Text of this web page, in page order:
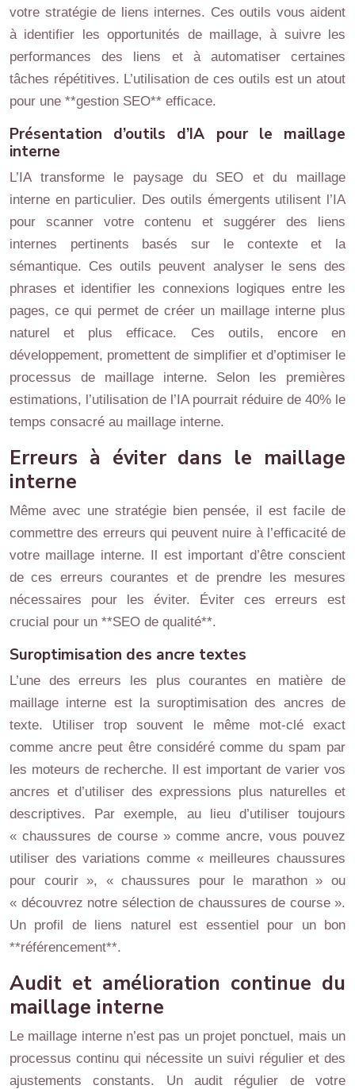
votre stratégie de liens internes. Ces outils vous aident
à identifier les opportunités de maillage, à suivre les
performances des liens et à automatiser certaines
tâches répétitives. L’utilisation de ces outils est un atout
pour une **gestion SEO** efficace.
Présentation d’outils d’IA pour le maillage
interne
L’IA transforme le paysage du SEO et du maillage
interne en particulier. Des outils émergents utilisent l’IA
pour scanner votre contenu et suggérer des liens
internes pertinents basés sur le contexte et la
sémantique. Ces outils peuvent analyser le sens des
phrases et identifier les connexions logiques entre les
pages, ce qui permet de créer un maillage interne plus
naturel et plus efficace. Ces outils, encore en
développement, promettent de simplifier et d’optimiser le
processus de maillage interne. Selon les premières
estimations, l’utilisation de l’IA pourrait réduire de 40% le
temps consacré au maillage interne.
Erreurs à éviter dans le maillage
interne
Même avec une stratégie bien pensée, il est facile de
commettre des erreurs qui peuvent nuire à l’efficacité de
votre maillage interne. Il est important d’être conscient
de ces erreurs courantes et de prendre les mesures
nécessaires pour les éviter. Éviter ces erreurs est
crucial pour un **SEO de qualité**.
Suroptimisation des ancre textes
L’une des erreurs les plus courantes en matière de
maillage interne est la suroptimisation des ancres de
texte. Utiliser trop souvent le même mot-clé exact
comme ancre peut être considéré comme du spam par
les moteurs de recherche. Il est important de varier vos
ancres et d’utiliser des expressions plus naturelles et
descriptives. Par exemple, au lieu d’utiliser toujours
« chaussures de course » comme ancre, vous pouvez
utiliser des variations comme « meilleures chaussures
pour courir », « chaussures pour le marathon » ou
« découvrez notre sélection de chaussures de course ».
Un profil de liens naturel est essentiel pour un bon
**référencement**.
Audit et amélioration continue du
maillage interne
Le maillage interne n’est pas un projet ponctuel, mais un
processus continu qui nécessite un suivi régulier et des
ajustements constants. Un audit régulier de votre